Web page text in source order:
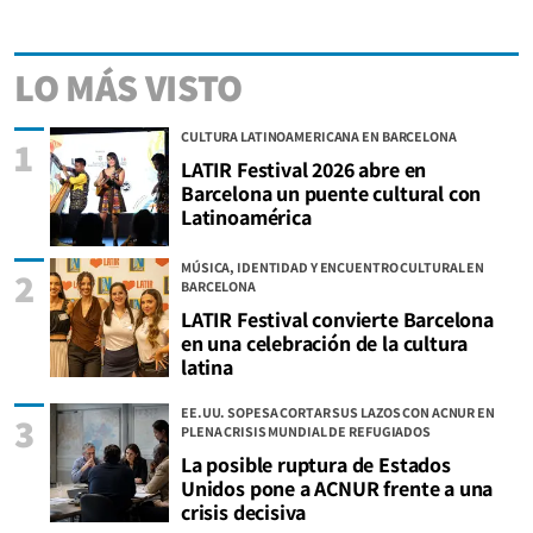
LO MÁS VISTO
CULTURA LATINOAMERICANA EN BARCELONA
LATIR Festival 2026 abre en
Barcelona un puente cultural con
Latinoamérica
1
MÚSICA, IDENTIDAD Y ENCUENTRO CULTURAL EN
BARCELONA
LATIR Festival convierte Barcelona
en una celebración de la cultura
latina
2
EE.UU. SOPESA CORTAR SUS LAZOS CON ACNUR EN
PLENA CRISIS MUNDIAL DE REFUGIADOS
La posible ruptura de Estados
Unidos pone a ACNUR frente a una
crisis decisiva
3